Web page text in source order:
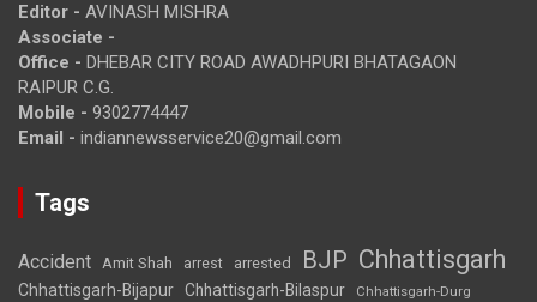
Editor - AVINASH MISHRA
Associate -
Office - DHEBAR CITY ROAD AWADHPURI BHATAGAON
RAIPUR C.G.
Mobile - 9302774447
Email - indiannewsservice20@gmail.com
Tags
Accident Amit Shah arrest arrested BJP Chhattisgarh
Chhattisgarh-Bijapur Chhattisgarh-Bilaspur Chhattisgarh-Durg